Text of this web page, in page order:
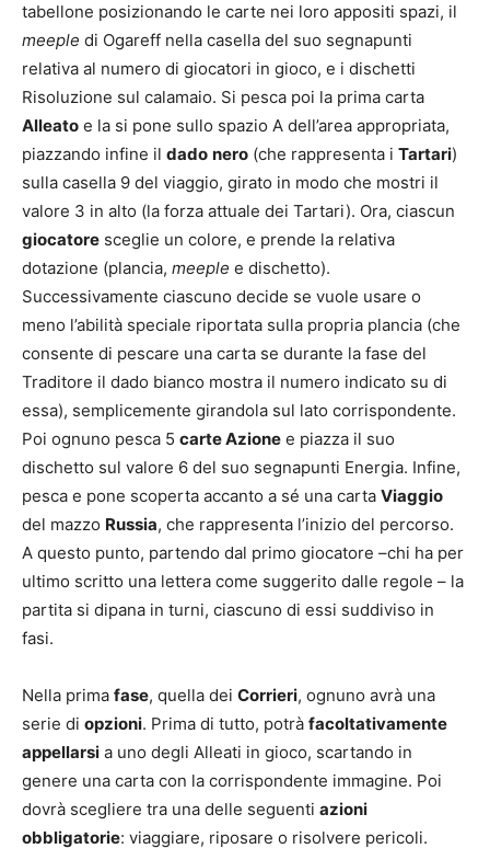
tabellone posizionando le carte nei loro appositi spazi, il
meeple di Ogareff nella casella del suo segnapunti
relativa al numero di giocatori in gioco, e i dischetti
Risoluzione sul calamaio. Si pesca poi la prima carta
Alleato e la si pone sullo spazio A dell’area appropriata,
piazzando infine il dado nero (che rappresenta i Tartari)
sulla casella 9 del viaggio, girato in modo che mostri il
valore 3 in alto (la forza attuale dei Tartari). Ora, ciascun
giocatore sceglie un colore, e prende la relativa
dotazione (plancia, meeple e dischetto).
Successivamente ciascuno decide se vuole usare o
meno l’abilità speciale riportata sulla propria plancia (che
consente di pescare una carta se durante la fase del
Traditore il dado bianco mostra il numero indicato su di
essa), semplicemente girandola sul lato corrispondente.
Poi ognuno pesca 5 carte Azione e piazza il suo
dischetto sul valore 6 del suo segnapunti Energia. Infine,
pesca e pone scoperta accanto a sé una carta Viaggio
del mazzo Russia, che rappresenta l’inizio del percorso.
A questo punto, partendo dal primo giocatore –chi ha per
ultimo scritto una lettera come suggerito dalle regole – la
partita si dipana in turni, ciascuno di essi suddiviso in
fasi.
Nella prima fase, quella dei Corrieri, ognuno avrà una
serie di opzioni. Prima di tutto, potrà facoltativamente
appellarsi a uno degli Alleati in gioco, scartando in
genere una carta con la corrispondente immagine. Poi
dovrà scegliere tra una delle seguenti azioni
obbligatorie: viaggiare, riposare o risolvere pericoli.